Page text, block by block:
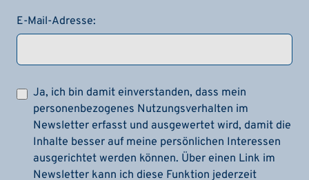
E-Mail-Adresse:
Ja, ich bin damit einverstanden, dass mein
personenbezogenes Nutzungsverhalten im
Newsletter erfasst und ausgewertet wird, damit die
Inhalte besser auf meine persönlichen Interessen
ausgerichtet werden können. Über einen Link im
Newsletter kann ich diese Funktion jederzeit